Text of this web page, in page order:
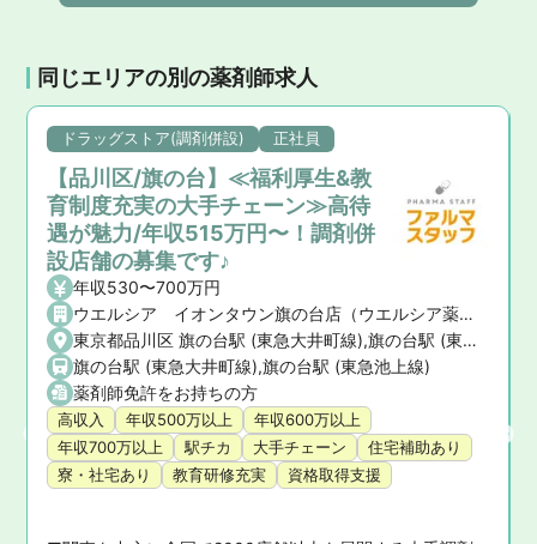
同じエリアの別の薬剤師求人
ドラッグストア(調剤併設) 正社員
【品川区/旗の台】≪福利厚生&教
育制度充実の大手チェーン≫高待
遇が魅力/年収515万円〜！調剤併
設店舗の募集です♪
年収530〜700万円
ウエルシア イオンタウン旗の台店（ウエルシア薬局株式会社）
東京都品川区 旗の台駅 (東急大井町線),旗の台駅 (東急池上線)
旗の台駅 (東急大井町線),旗の台駅 (東急池上線)
薬剤師免許をお持ちの方
高収入 年収500万以上
年収600万以上
年収700万以上
駅チカ 大手チェーン
住宅補助あり
寮・社宅あり
教育研修充実 資格取得支援